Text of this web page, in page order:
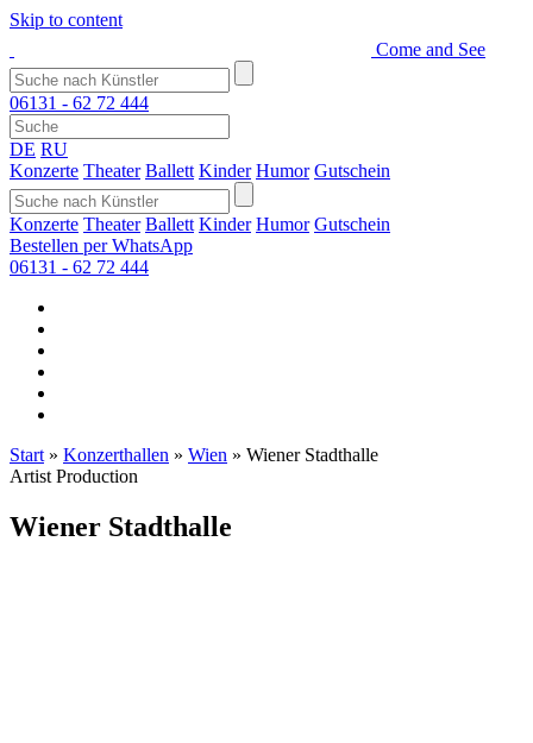
Skip to content
Come and See
06131 - 62 72 444
DE RU
Konzerte Theater Ballett Kinder Humor Gutschein
Konzerte Theater Ballett Kinder Humor Gutschein
Bestellen per WhatsApp
06131 - 62 72 444
Start » Konzerthallen » Wien » Wiener Stadthalle
Artist Production
Wiener Stadthalle